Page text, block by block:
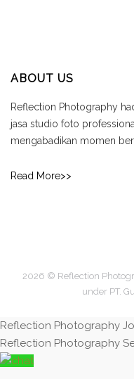
ABOUT US
Reflection Photography
jasa studio foto
mengabadikan momen
Read More>>
2026 © Reflection
under PT.
Reflection Photography
Reflection Photography